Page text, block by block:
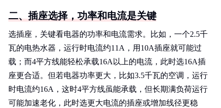
二、插座选择，功率和电流是关键
选插座，关键看电器的功率和电流需求。比如，一个2.5千
瓦的电热水器，运行时电流约11A，用10A插座就可能过
载；而4平方线能轻松承载16A以上的电流，此时选16A插
座更合适。但若电器功率更大，比如3.5千瓦的空调，运行
时电流约16A，这时4平方线虽能承载，但长期满负荷运行
可能加速老化，此时选更大电流的插座或增加线径更稳